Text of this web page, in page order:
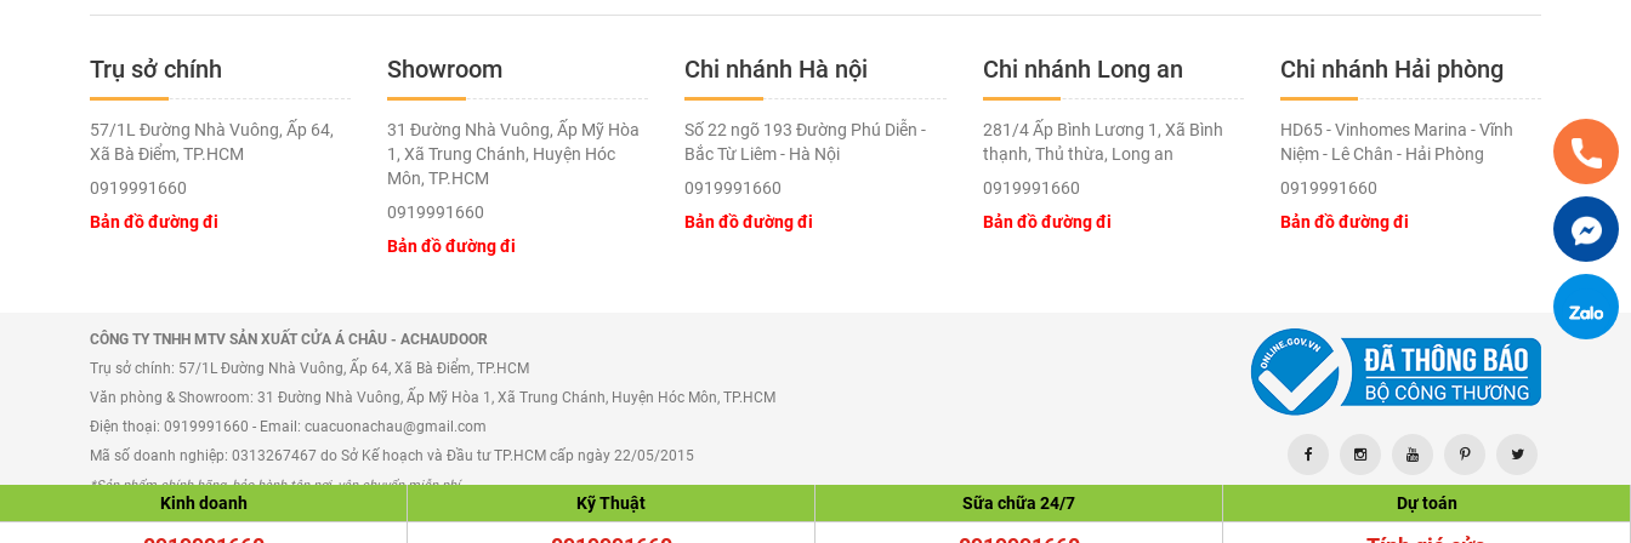
Công nghệ sơn cao cửa không bị bong tróc sơn.
Sản phẩm làm từ nhôm và kính nên dễ dàng khi vệ sinh.
Trụ sở chính
57/1L Đường Nhà Vuông, Ấp 64,
Xã Bà Điểm, TP.HCM
0919991660
Bản đồ đường đi
Showroom
31 Đường Nhà Vuông, Ấp Mỹ Hòa
1, Xã Trung Chánh, Huyện Hóc
Môn, TP.HCM
0919991660
Bản đồ đường đi
Chi nhánh Hà nội
Số 22 ngõ 193 Đường Phú Diễn -
Bắc Từ Liêm - Hà Nội
0919991660
Bản đồ đường đi
Chi nhánh Long an
281/4 Ấp Bình Lương 1, Xã Bình
thạnh, Thủ thừa, Long an
0919991660
Bản đồ đường đi
Chi nhánh Hải phòng
HD65 - Vinhomes Marina - Vĩnh
Niệm - Lê Chân - Hải Phòng
0919991660
Bản đồ đường đi
CÔNG TY TNHH MTV SẢN XUẤT CỬA Á CHÂU - ACHAUDOOR
Trụ sở chính: 57/1L Đường Nhà Vuông, Ấp 64, Xã Bà Điểm, TP.HCM
Văn phòng & Showroom: 31 Đường Nhà Vuông, Ấp Mỹ Hòa 1, Xã Trung Chánh, Huyện Hóc Môn, TP.HCM
Điện thoại: 0919991660 - Email: cuacuonachau@gmail.com
Mã số doanh nghiệp: 0313267467 do Sở Kế hoạch và Đầu tư TP.HCM cấp ngày 22/05/2015
*Sản phẩm chính hãng, bảo hành tận nơi, vận chuyển miễn phí.
AChauDoor.vn: 14 năm kinh nghiệm - Hơn 30,000 bộ cửa đã lắp - Uy tín -Tận tâm - Dịch vụ bảo hành 24/7 -
Kinh doanh Kỹ Thuật Sữa chữa 24/7 Dự toán